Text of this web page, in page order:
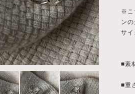
※こ
ン
サ
■素
■重